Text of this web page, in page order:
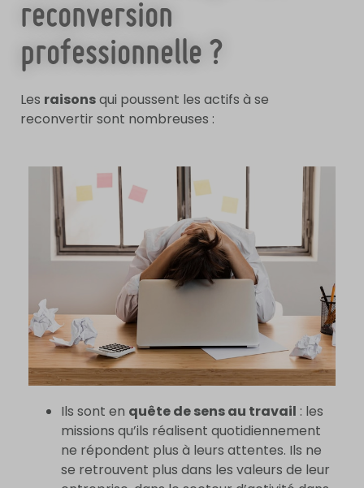
reconversion
professionnelle ?
Les raisonsqui poussent les actifs à se
reconvertir sont nombreuses :
Ils sont en quête de sens au travail : les
missions qu’ils réalisent quotidiennement
ne répondent plus à leurs attentes. Ils ne
se retrouvent plus dans les valeurs de leur